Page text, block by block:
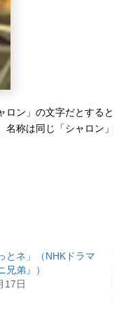
ン」の文字だとする
称は同じ「シャロン
とネ」（NHKドラマ
兄弟』）
17日